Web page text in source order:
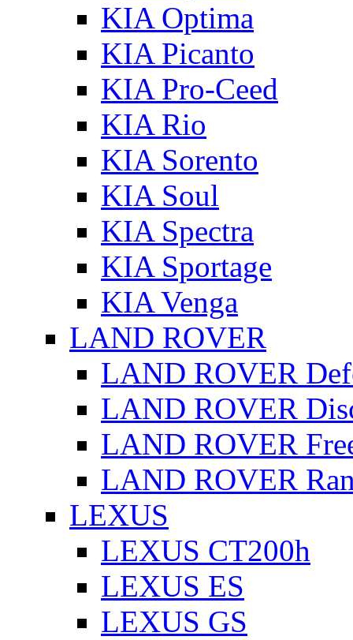
KIA Optima
KIA Picanto
KIA Pro-Ceed
KIA Rio
KIA Sorento
KIA Soul
KIA Spectra
KIA Sportage
KIA Venga
LAND ROVER
LAND ROVER
LAND ROVER
LAND ROVER
LAND ROVER
LEXUS
LEXUS CT200h
LEXUS ES
LEXUS GS